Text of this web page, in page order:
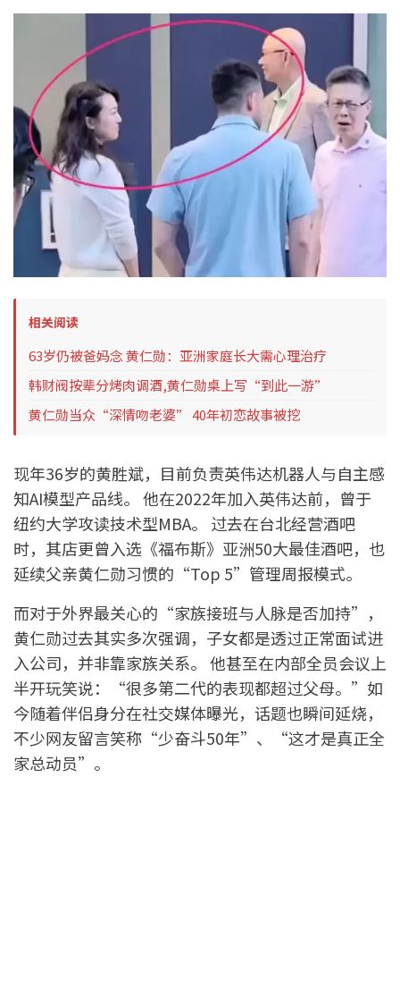
相关阅读
63岁仍被爸妈念 黄仁勋：亚洲家庭长大需心理治疗
韩财阀按辈分烤肉调酒,黄仁勋桌上写“到此一游”
黄仁勋当众“深情吻老婆” 40年初恋故事被挖
现年36岁的黄胜斌，目前负责英伟达机器人与自主感
知AI模型产品线。 他在2022年加入英伟达前，曾于
纽约大学攻读技术型MBA。 过去在台北经营酒吧
时，其店更曾入选《福布斯》亚洲50大最佳酒吧，也
延续父亲黄仁勋习惯的“Top 5”管理周报模式。
而对于外界最关心的“家族接班与人脉是否加持”，
黄仁勋过去其实多次强调，子女都是透过正常面试进
入公司，并非靠家族关系。 他甚至在内部全员会议上
半开玩笑说：“很多第二代的表现都超过父母。”如
今随着伴侣身分在社交媒体曝光，话题也瞬间延烧，
不少网友留言笑称“少奋斗50年”、“这才是真正全
家总动员”。